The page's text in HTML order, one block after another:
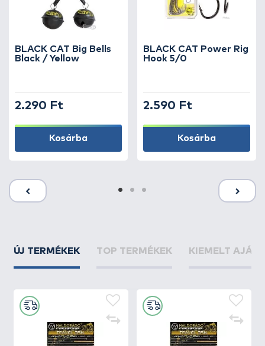
BLACK CAT Big Bells
Black / Yellow
2.290 Ft
Kosárba
BLACK CAT Power Rig
Hook 5/0
2.590 Ft
Kosárba
ÚJ TERMÉKEK TOP TERMÉKEK KIEMELT